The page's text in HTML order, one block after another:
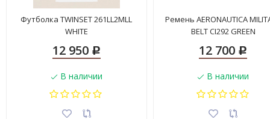
Футболка TWINSET 261LL2MLL
WHITE
12 950 Р
В наличии
Ремень AERONAUTICA
BELT CI292 GREEN
12 700 Р
В наличии